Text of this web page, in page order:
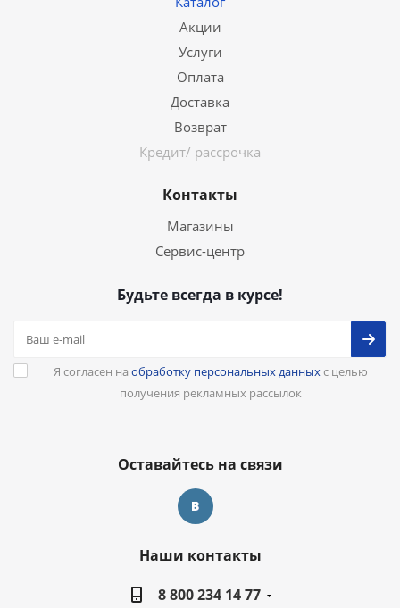
Акции
Услуги
Оплата
Доставка
Возврат
Кредит/ рассрочка
Контакты
Магазины
Сервис-центр
Будьте всегда в курсе!
Я согласен на обработку персональных данныхс целью
получения рекламных рассылок
Оставайтесь на связи
Наши контакты
8 800 234 14 77